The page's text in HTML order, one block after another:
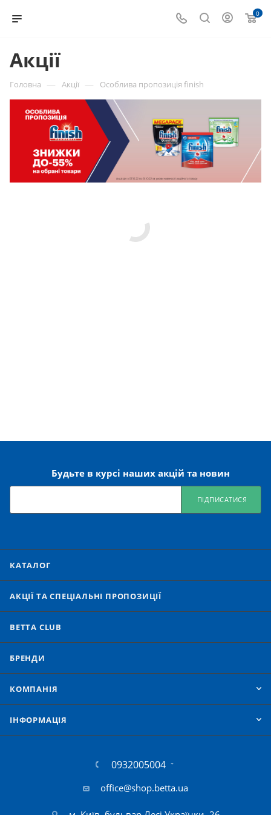
0
Акції
Головна — Акції — Особлива пропозиція finish
Будьте в курсі наших акцій та новин
ПІДПИСАТИСЯ
КАТАЛОГ
АКЦІЇ ТА СПЕЦІАЛЬНІ ПРОПОЗИЦІЇ
BETTA CLUB
БРЕНДИ
КОМПАНІЯ
IНФОРМАЦІЯ
0932005004
office@shop.betta.ua